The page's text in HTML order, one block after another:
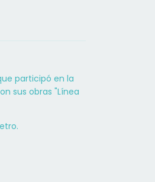
participó en la
sus obras "Línea